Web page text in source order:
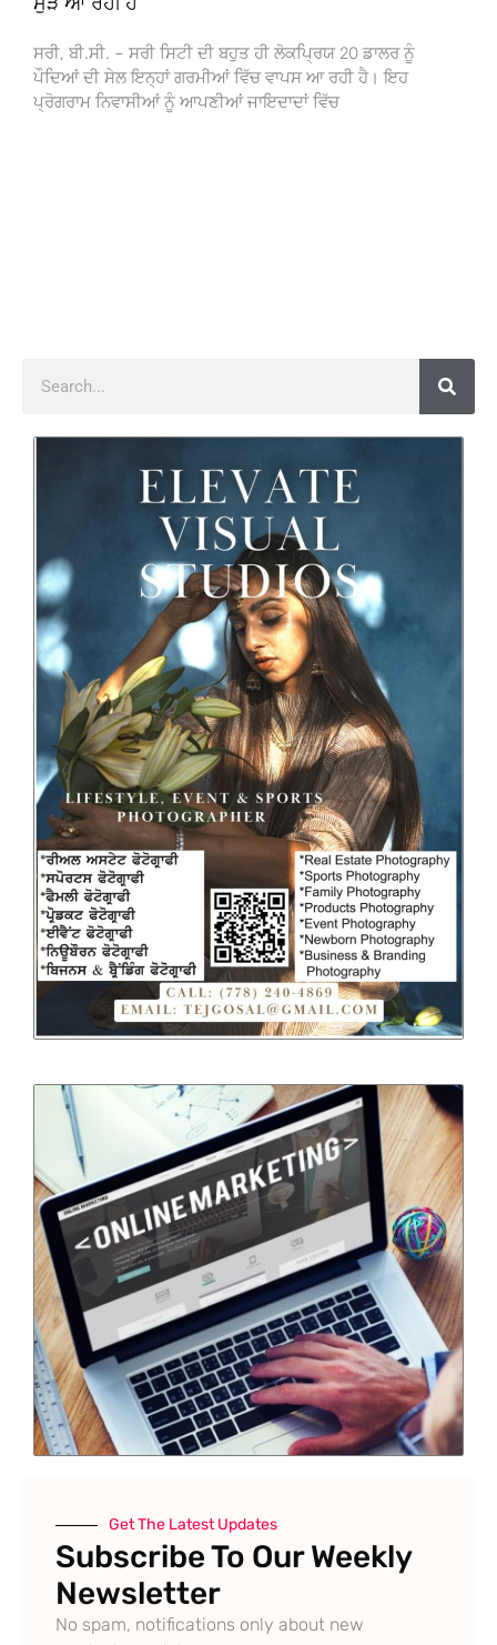
ਸਰੀ, ਬੀ.ਸੀ. – ਸਰੀ ਸਿਟੀ ਦੀ ਬਹੁਤ ਹੀ ਲੋਕਪ੍ਰਿਯ 20 ਡਾਲਰ ਨੂੰ
ਪੌਦਿਆਂ ਦੀ ਸੇਲ ਇਨ੍ਹਾਂ ਗਰਮੀਆਂ ਵਿੱਚ ਵਾਪਸ ਆ ਰਹੀ ਹੈ। ਇਹ
ਪ੍ਰੋਗਰਾਮ ਨਿਵਾਸੀਆਂ ਨੂੰ ਆਪਣੀਆਂ ਜਾਇਦਾਦਾਂ ਵਿੱਚ
Get The Latest Updates
Subscribe To Our Weekly
Newsletter
No spam, notifications only about new